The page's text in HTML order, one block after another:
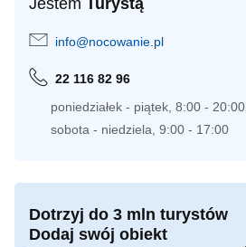
Jestem Turystą
info@nocowanie.pl
22 116 82 96
poniedziałek - piątek, 8:00 - 20:00
sobota - niedziela, 9:00 - 17:00
Dotrzyj do 3 mln turystów
Dodaj swój obiekt